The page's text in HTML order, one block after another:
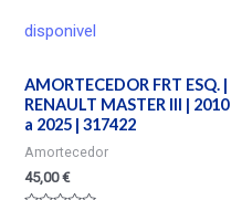
disponivel
AMORTECEDOR FRT ESQ. |
RENAULT MASTER III | 2010
a 2025 | 317422
Amortecedor
45,00€